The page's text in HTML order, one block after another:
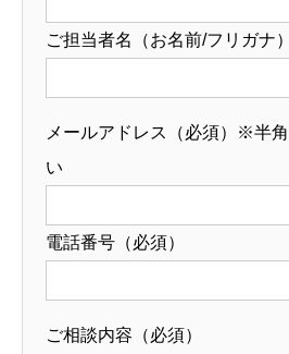
ご担当者名（お名前/フリガナ
メールアドレス（必須）※半
い
電話番号（必須）
ご相談内容（必須）